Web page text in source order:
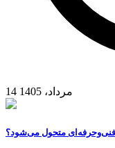
14 مرداد، 1405
متحول می‌شود؟